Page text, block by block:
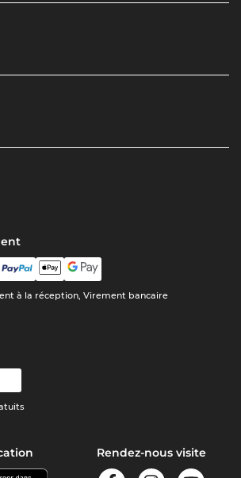
à la réception, Virement bancaire
Rendez-nous visite